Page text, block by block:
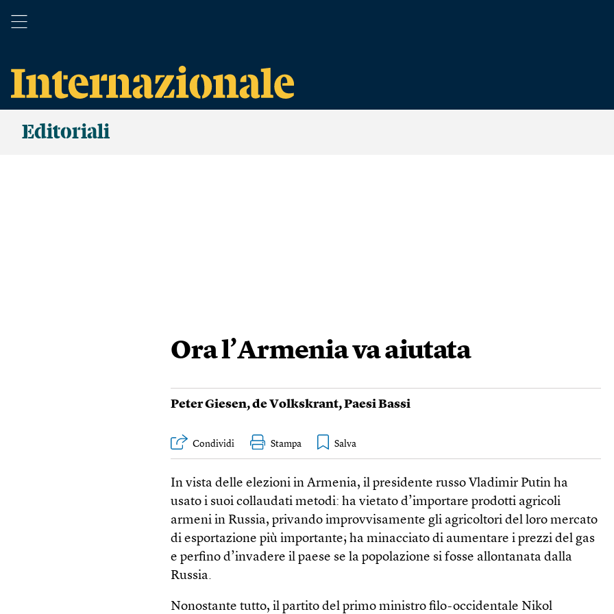
Editoriali
Ora l’Armenia va aiutata
Peter Giesen,de Volkskrant,Paesi Bassi
Condividi Stampa
In vista delle elezioni in Armenia, il presidente russo Vladimir Putin ha
usato i suoi collaudati metodi: ha vietato d’importare prodotti agricoli
armeni in Russia, privando improvvisamente gli agricoltori del loro mercato
di esportazione più importante; ha minacciato di aumentare i prezzi del gas
e perfino d’invadere il paese se la popolazione si fosse allontanata dalla
Russia.
Nonostante tutto, il partito del primo ministro filo-occidentale Nikol